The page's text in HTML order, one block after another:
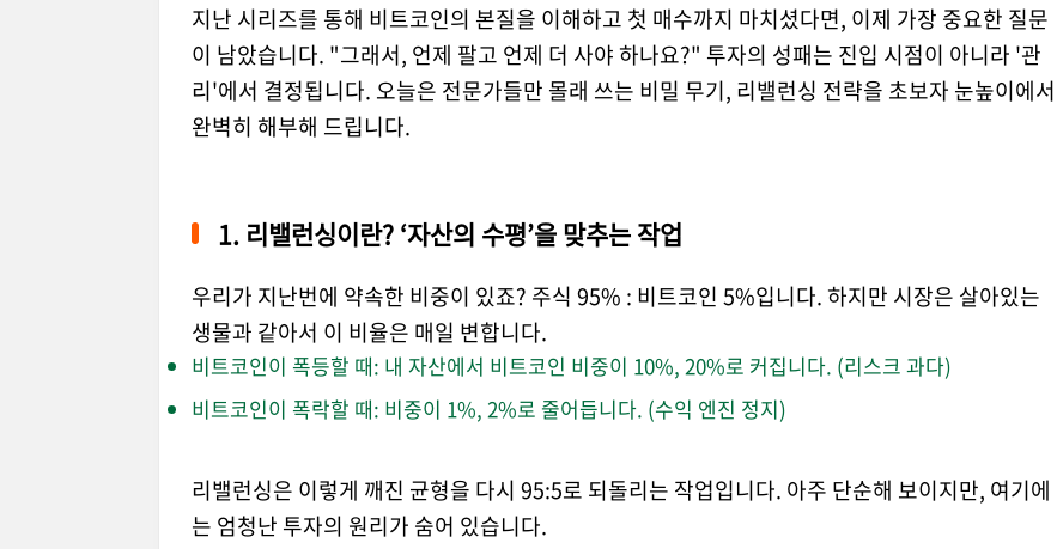
지난 시리즈를 통해 비트코인의 본질을 이해하고 첫 매수까지 마치셨다면, 이제 가장 중요한 질문
이 남았습니다. "그래서, 언제 팔고 언제 더 사야 하나요?" 투자의 성패는 진입 시점이 아니라 '관
리'에서 결정됩니다. 오늘은 전문가들만 몰래 쓰는 비밀 무기, 리밸런싱 전략을 초보자 눈높이에서
완벽히 해부해 드립니다.
1. 리밸런싱이란? ‘자산의 수평’을 맞추는 작업
우리가 지난번에 약속한 비중이 있죠? 주식 95% : 비트코인 5%입니다. 하지만 시장은 살아있는
생물과 같아서 이 비율은 매일 변합니다.
비트코인이 폭등할 때: 내 자산에서 비트코인 비중이 10%, 20%로 커집니다. (리스크 과다)
비트코인이 폭락할 때: 비중이 1%, 2%로 줄어듭니다. (수익 엔진 정지)
리밸런싱은 이렇게 깨진 균형을 다시 95:5로 되돌리는 작업입니다. 아주 단순해 보이지만, 여기에
는 엄청난 투자의 원리가 숨어 있습니다.